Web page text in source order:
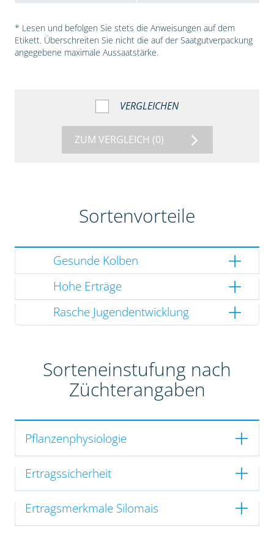
* Lesen und befolgen Sie stets die Anweisungen auf dem
Etikett. Überschreiten Sie nicht die auf der Saatgutverpackung
angegebene maximale Aussaatstärke.
VERGLEICHEN
ZUM VERGLEICH (0)
Sortenvorteile
Gesunde Kolben
Hohe Erträge
Rasche Jugendentwicklung
Sorteneinstufung nach
Züchterangaben
Pflanzenphysiologie
Ertragssicherheit
Ertragsmerkmale Silomais